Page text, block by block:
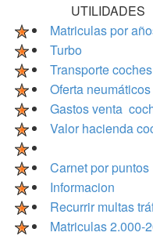
UTILIDADES
Matriculas por
Turbo
Transporte coches
Oferta neumáticos
Gastos venta
Valor hacienda
Carnet por puntos
Informacion
Recurrir multas
Matriculas 2.000-